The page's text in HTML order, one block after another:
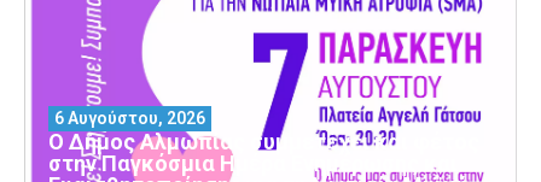
Ο Δήμος Αλμωπίας συμμετέχει και φέτος
στην Παγκόσμια Ημέρα Ενημέρωσης και
6 Αυγούστου, 2026